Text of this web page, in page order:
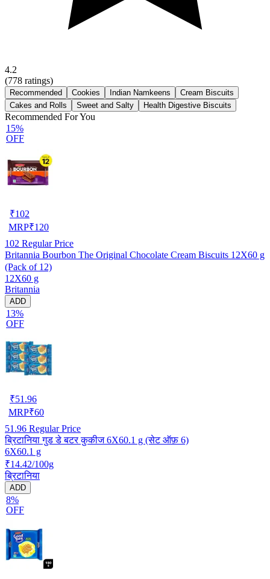
4.2
(778 ratings)
Recommended Cookies Indian Namkeens
Cream Biscuits
Cakes and Rolls
Sweet and Salty Health Digestive Biscuits
Recommended For You
15%
OFF
₹102
MRP₹120
102 Regular Price
Britannia Bourbon The Original Chocolate Cream Biscuits 12X60 g
(Pack of 12)
12X60 g
Britannia
ADD
13%
OFF
₹51.96
MRP₹60
51.96 Regular Price
ब्रिटानिया गुड डे बटर कुकीज 6X60.1 g (सेट ऑफ़ 6)
6X60.1 g
₹14.42/100g
ब्रिटानिया
ADD
8%
OFF